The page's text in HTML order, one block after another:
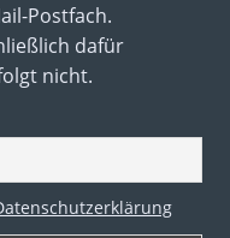
Postfach.
dafür
nicht.